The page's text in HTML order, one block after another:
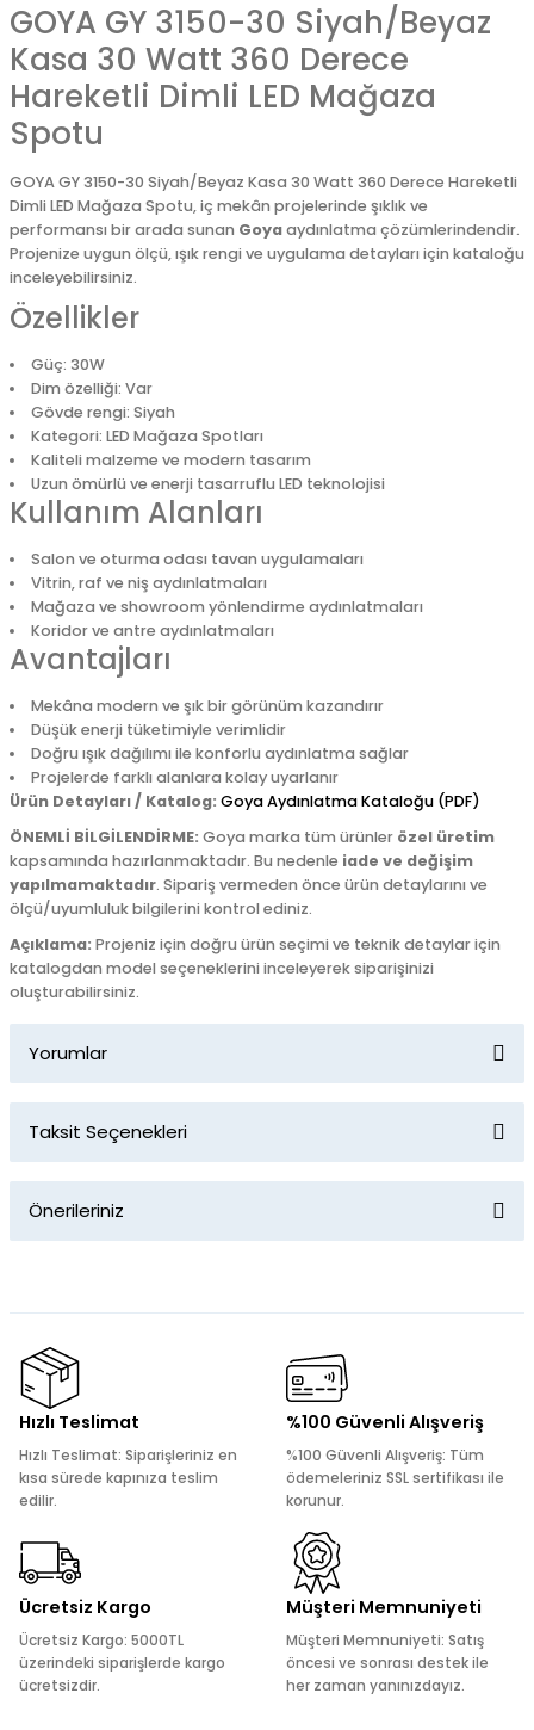
GOYA GY 3150-30 Siyah/Beyaz
Kasa 30 Watt 360 Derece
Hareketli Dimli LED Mağaza
Spotu
GOYA GY 3150-30 Siyah/Beyaz Kasa 30 Watt 360 Derece Hareketli
Dimli LED Mağaza Spotu, iç mekân projelerinde şıklık ve
performansı bir arada sunan Goyaaydınlatma çözümlerindendir.
Projenize uygun ölçü, ışık rengi ve uygulama detayları için kataloğu
inceleyebilirsiniz.
Özellikler
Güç: 30W
Dim özelliği: Var
Gövde rengi: Siyah
Kategori: LED Mağaza Spotları
Kaliteli malzeme ve modern tasarım
Uzun ömürlü ve enerji tasarruflu LED teknolojisi
Kullanım Alanları
Salon ve oturma odası tavan uygulamaları
Vitrin, raf ve niş aydınlatmaları
Mağaza ve showroom yönlendirme aydınlatmaları
Koridor ve antre aydınlatmaları
Avantajları
Mekâna modern ve şık bir görünüm kazandırır
Düşük enerji tüketimiyle verimlidir
Doğru ışık dağılımı ile konforlu aydınlatma sağlar
Projelerde farklı alanlara kolay uyarlanır
Ürün Detayları / Katalog: Goya Aydınlatma Kataloğu (PDF)
ÖNEMLİ BİLGİLENDİRME: Goya marka tüm ürünler özel üretim
kapsamında hazırlanmaktadır. Bu nedenle iade ve değişim
yapılmamaktadır. Sipariş vermeden önce ürün detaylarını ve
ölçü/uyumluluk bilgilerini kontrol ediniz.
Açıklama: Projeniz için doğru ürün seçimi ve teknik detaylar için
katalogdan model seçeneklerini inceleyerek siparişinizi
oluşturabilirsiniz.
Yorumlar
Taksit Seçenekleri
Önerileriniz
kullanarak tarafımıza iletebilirsiniz.
Görüş ve önerileriniz için teşekkür ederiz.
Ürün resmi kalitesiz, bozuk veya görüntülenemiyor.
Ürün bilgilerinde hatalar bulunuyor.
Ürün fiyatı diğer sitelerden daha pahalı.
Bu ürüne benzer farklı alternatifler olmalı.
Hızlı Teslimat
Hızlı Teslimat: Siparişleriniz en
kısa sürede kapınıza teslim
edilir.
%100 Güvenli Alışveriş
%100 Güvenli Alışveriş: Tüm
ödemeleriniz SSL sertifikası ile
korunur.
Ücretsiz Kargo
Ücretsiz Kargo: 5000TL
üzerindeki siparişlerde kargo
ücretsizdir.
Müşteri Memnuniyeti
Müşteri Memnuniyeti: Satış
öncesi ve sonrası destek ile
her zaman yanınızdayız.